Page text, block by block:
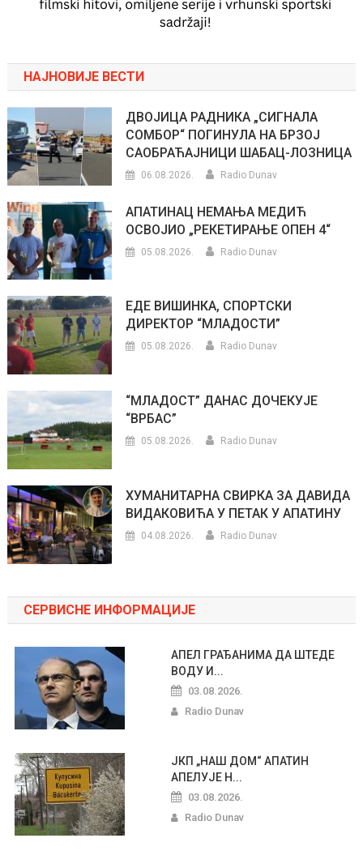
НАЈНОВИЈЕ ВЕСТИ
ДВОЈИЦА РАДНИКА „СИГНАЛА
СОМБОР“ ПОГИНУЛА НА БРЗОЈ
САОБРАЋАЈНИЦИ ШАБАЦ-ЛОЗНИЦА
06.08.2026. Radio Dunav
АПАТИНАЦ НЕМАЊА МЕДИЋ
ОСВОЈИО „РЕКЕТИРАЊЕ ОПЕН 4“
05.08.2026. Radio Dunav
ЕДЕ ВИШИНКА, СПОРТСКИ
ДИРЕКТОР “МЛАДОСТИ”
05.08.2026. Radio Dunav
“МЛАДОСТ” ДАНАС ДОЧЕКУЈЕ
“ВРБАС”
05.08.2026. Radio Dunav
ХУМАНИТАРНА СВИРКА ЗА ДАВИДА
ВИДАКОВИЋА У ПЕТАК У АПАТИНУ
04.08.2026. Radio Dunav
СЕРВИСНЕ ИНФОРМАЦИЈЕ
АПЕЛ ГРАЂАНИМА ДА ШТЕДЕ
ВОДУ И...
03.08.2026.
Radio Dunav
ЈКП „НАШ ДОМ“ АПАТИН
АПЕЛУЈЕ Н...
03.08.2026.
Radio Dunav